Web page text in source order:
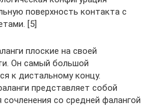
поверхность контакта с
[5]
плоские на своей
Он самый большой
к дистальному концу.
представляет собой
со средней фалангой